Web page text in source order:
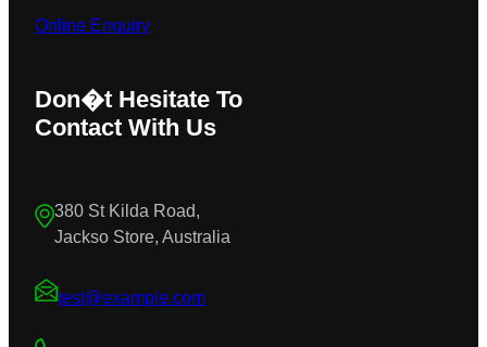
Online Enquiry
Don�t Hesitate To
Contact With Us
380 St Kilda Road,
Jackso Store, Australia
test@example.com